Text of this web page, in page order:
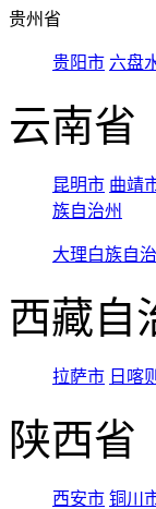
贵州省
贵阳市 六盘
云南省
昆明市 曲靖
族自治州
大理白族自
西藏自
拉萨市 日喀
陕西省
西安市 铜川